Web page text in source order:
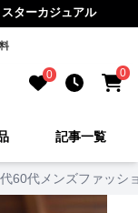
ターカジュアル
0 0
記事一覧
60代メンズファッシ